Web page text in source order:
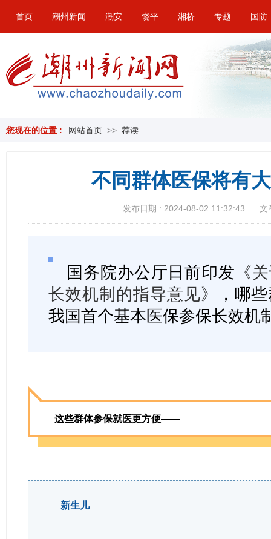
首页 潮州新闻 潮安 饶平 湘桥 专题 国防
您现在的位置 : 网站首页 >> 荐读
不同群体医保将有
发布日期 : 2024-08-02 11:32:43 文
国务院办公厅日前印发 《
长效机制的指导意见》
，哪
我国首个基本医保参保长效
这些群体参保就医更方便——
新生儿